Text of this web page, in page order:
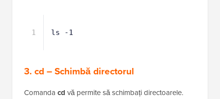
1 ls -1
3. cd – Schimbă directorul
Comanda cd vă permite să schimbați directoarele.